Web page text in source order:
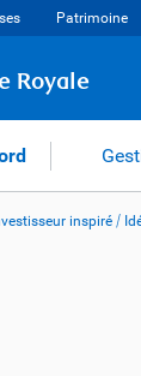
Patrimoine
Royale
inspiré /